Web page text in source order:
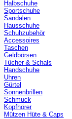
Halbschuhe
Sportschuhe
Sandalen
Hausschuhe
Schuhzubehör
Accessoires
Taschen
Geldbörsen
Tücher & Schals
Handschuhe
Uhren
Gürtel
Sonnenbrillen
Schmuck
Kopfhörer
Mützen Hüte & Caps